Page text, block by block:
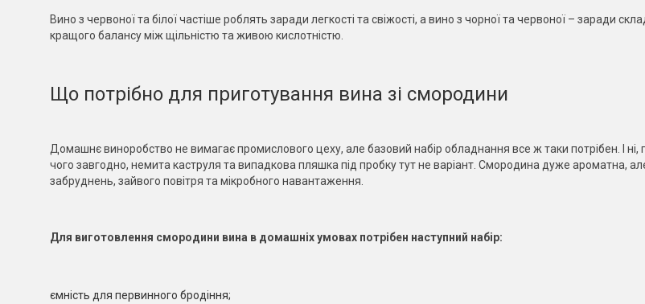
Вино з червоної та білої частіше роблять заради легкості та свіжості, а вино з чорної та червоної – заради
кращого балансу між щільністю та живою кислотністю.
Що потрібно для приготування вина зі смородини
Домашнє виноробство не вимагає промислового цеху, але базовий набір обладнання все ж таки потрібен. І ні,
чого завгодно, немита каструля та випадкова пляшка під пробку тут не варіант. Смородина дуже ароматна,
забруднень, зайвого повітря та мікробного навантаження.
Для виготовлення смородини вина в домашніх умовах потрібен наступний набір:
ємність для первинного бродіння;